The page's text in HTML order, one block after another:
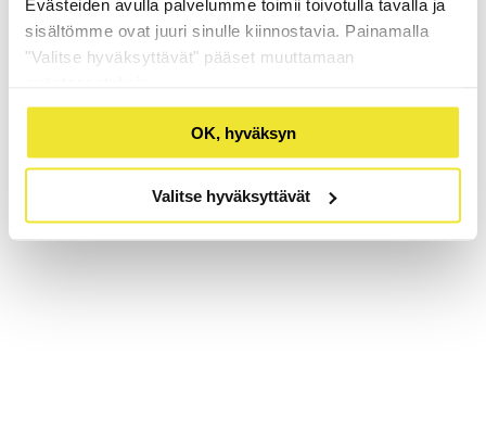
Evästeiden avulla palvelumme toimii toivotulla tavalla ja
sisältömme ovat juuri sinulle kiinnostavia. Painamalla
"Valitse hyväksyttävät" pääset muuttamaan
OK, hyväksyn
Valitse hyväksyttävät